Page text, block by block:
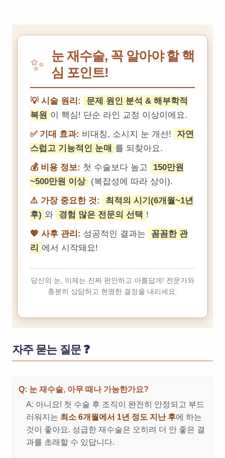
✨ 눈 재수술, 꼭 알아야 할 핵
심 포인트!
💡 시술 원리:
문제 원인 분석 & 해부학적
복원 이 핵심! 단순 라인 교정 이상이에요.
✅ 기대 효과: 비대칭, 소시지 눈 개선!
자연
스럽고 기능적인 눈매 를 되찾아요.
💰 비용 정보: 첫 수술보다 높고
150만원
~500만원 이상
(복잡성에 따라 상이).
⚠️ 가장 중요한 것:
최적의 시기(6개월~1년
후) 와 경험 많은 전문의 선택 !
💖 사후 관리: 성공적인 결과는
꼼꼼한 관
리
에서 시작돼요!
당신의 눈, 이제는 진짜 편안하고 아름답게! 전문가와
충분히 상담하고 현명한 결정을 내리세요.
자주 묻는 질문 ❓
Q: 눈 재수술, 아무 때나 가능한가요?
A: 아니요! 첫 수술 후 조직이 완전히 안정되고 부드
러워지는 최소 6개월에서 1년 정도 지난 후에 하는
것이 좋아요. 성급한 재수술은 오히려 더 안 좋은 결
과를 초래할 수 있답니다.